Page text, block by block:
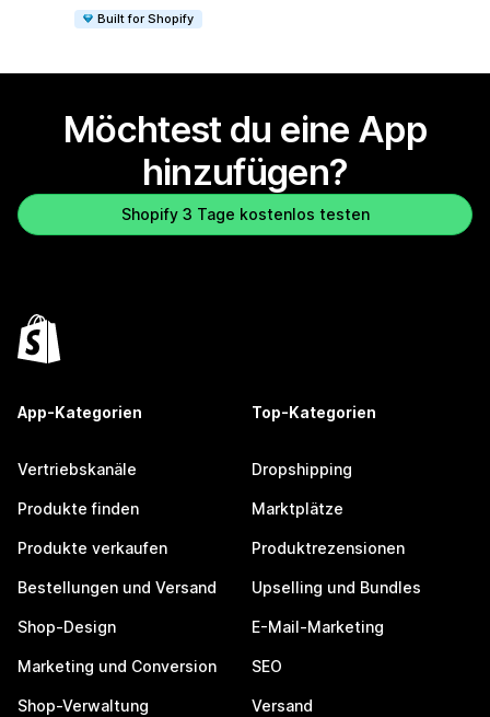
Built for Shopify
Möchtest du eine App
hinzufügen?
Shopify 3 Tage kostenlos testen
App-Kategorien
Vertriebskanäle
Produkte finden
Produkte verkaufen
Bestellungen und Versand
Shop-Design
Marketing und Conversion
Shop-Verwaltung
Top-Kategorien
Dropshipping
Marktplätze
Produktrezensionen
Upselling und Bundles
E-Mail-Marketing
SEO
Versand